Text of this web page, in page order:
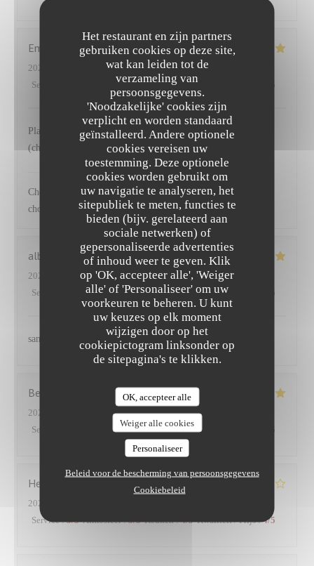
Het restaurant en zijn partners
gebruiken cookies op deze site,
wat kan leiden tot de
verzameling van
persoonsgegevens.
'Noodzakelijke' cookies zijn
verplicht en worden standaard
geïnstalleerd. Andere optionele
cookies vereisen uw
toestemming. Deze optionele
cookies worden gebruikt om
uw navigatie te analyseren, het
sitepubliek te meten, functies te
bieden (bijv. gerelateerd aan
sociale netwerken) of
gepersonaliseerde advertenties
of inhoud weer te geven. Klik
op 'OK, accepteer alle', 'Weiger
alle' of 'Personaliseer' om uw
voorkeuren te beheren. U kunt
uw keuzes op elk moment
wijzigen door op het
cookiepictogram linksonder op
de sitepagina's te klikken.
OK, accepteer alle
Weiger alle cookies
Personaliseer
Beleid voor de bescherming van persoonsgegevens
Cookiebeleid
Emmanuel P
2025-03-28
- 12:15 - Gasten 2
Service
Atmosfeer : 5/5 Keuken: 5 /5 Kwaliteit / Prijs /5
Plats goûteux, de saison. Belles compositions de légumes
(choux) accompagnant le saumon
heeft op deze beoordeling gereageerd
Cher Emmanuel Ravi que vous ayez apprécié nos plats et les
choix de légumes proposés Au plaisir
albane
2025-03-27
- 12:45 - Gasten 2
Service
Atmosfeer : 5/5 Keuken: 5/5 Kwaliteit / Prijs /5
sans aucun doute
Benoit
2025-03-25
- 12:30 - Gasten 5
Service
Atmosfeer: 4/5 Keuken: 5/5 Kwaliteit / Prijs /5
Hervé
2025-03-26
Service: 5/5 Atmosfeer: 5/5 Keuken: 4/5 Kwaliteit / Prijs: 4/5